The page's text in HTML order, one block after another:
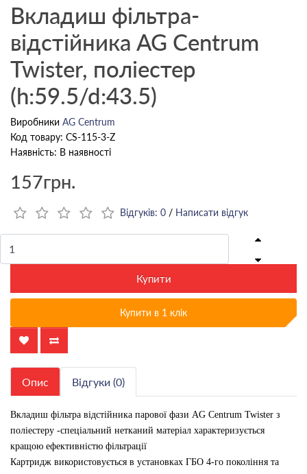
Вкладиш фільтра-
відстійника AG Centrum
Twister, поліестер
(h:59.5/d:43.5)
Виробники AG Centrum
Код товару: CS-115-3-Z
Наявність: В наявності
157грн.
Відгуків: 0 / Написати відгук
Купити
Купити в 1 клік
Опис Відгуки (0)
Вкладиш фільтра відстійника парової фази AG Centrum Twister з
поліестеру -спеціальний нетканий матеріал характеризується
кращою ефективністю фільтрації
Картридж використовується в установках ГБО 4-го покоління та